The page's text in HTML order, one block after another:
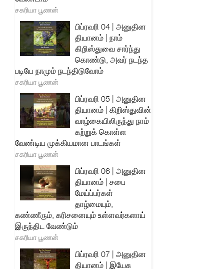
சகரியா பூணன்
பிப்ரவரி 04 | அனுதின
தியானம் | நாம்
கிறிஸ்துவை சார்ந்து
கொண்டு, அவர் நடந்த
படியே நாமும் நடந்திடுவோம்
சகரியா பூணன்
பிப்ரவரி 05 | அனுதின
தியானம் | கிறிஸ்துவின்
வாழ்கையிலிருந்து நாம்
கற்றுக் கொள்ள
வேண்டிய முக்கியமான பாடங்கள்
சகரியா பூணன்
பிப்ரவரி 06 | அனுதின
தியானம் | சபை
மேய்ப்பர்கள்
தாழ்மையும்,
கண்ணீரும், கரிசனையும் உள்ளவர்களாய்
இருந்திட வேண்டும்
சகரியா பூணன்
பிப்ரவரி 07 | அனுதின
தியானம் | இயேசு